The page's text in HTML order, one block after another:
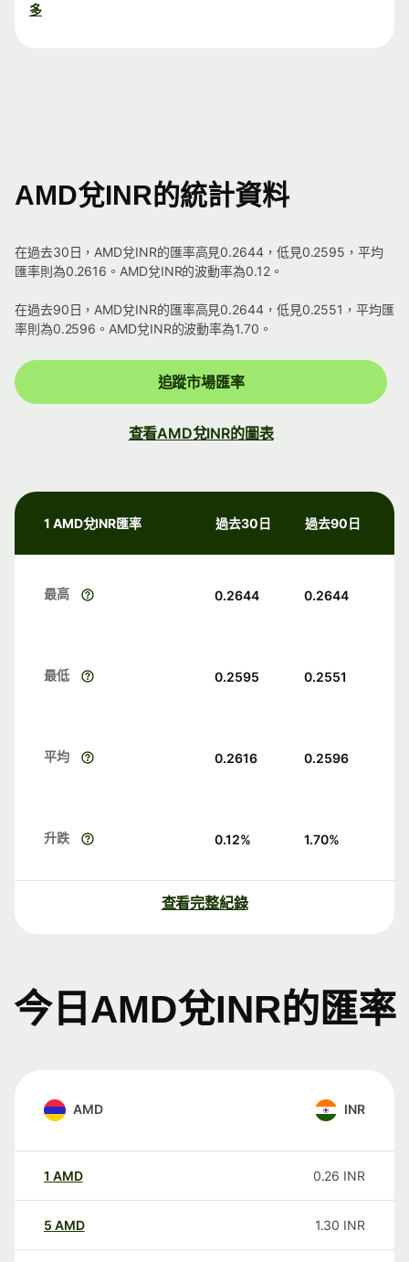
多
AMD兌INR的統計資料
在過去30日，AMD兌INR的匯率高見0.2644，低見0.2595，平均
匯率則為0.2616。AMD兌INR的波動率為0.12。
在過去90日，AMD兌INR的匯率高見0.2644，低見0.2551，平均匯
率則為0.2596。AMD兌INR的波動率為1.70。
追蹤市場匯率
查看AMD兌INR的圖表
1 AMD兌INR匯率 過去30日 過去90日
最高 0.2644 0.2644
最低 0.2595 0.2551
平均 0.2616 0.2596
升跌 0.12% 1.70%
查看完整紀錄
今日AMD兌INR的匯率
AMD INR
1 AMD 0.26 INR
5 AMD 1.30 INR